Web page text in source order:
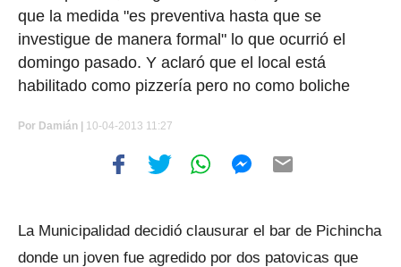
que la medida "es preventiva hasta que se
investigue de manera formal" lo que ocurrió el
domingo pasado. Y aclaró que el local está
habilitado como pizzería pero no como boliche
Por Damián | 10-04-2013 11:27
La Municipalidad decidió clausurar el bar de Pichincha
donde un joven fue agredido por dos patovicas que